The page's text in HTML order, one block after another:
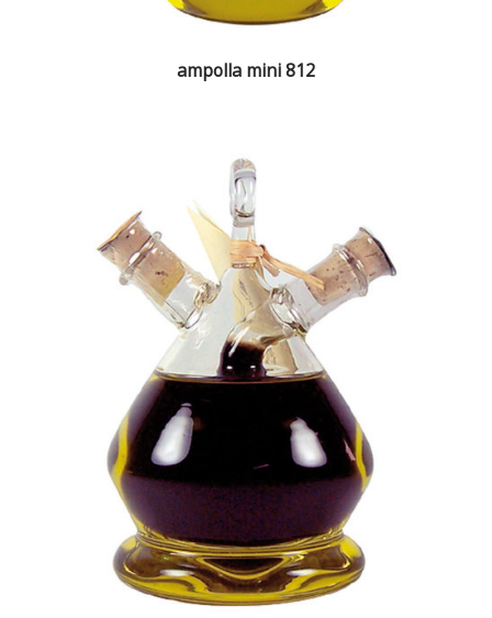
ampolla mini 812